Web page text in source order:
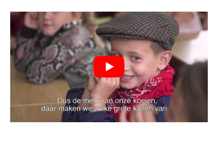
Plant
Akkerbouw
Biologische Landbouw
Bollenteelt
Bomen, vaste planten en zomerbloemen
Fruitteelt